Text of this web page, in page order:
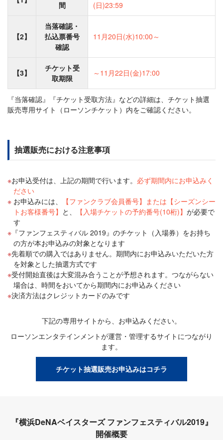
間 (日)23:59
【2】
当落確認・
払込票番号
確認
11月20日(水)10:00～
【3】
チケット受
取期限
～11月22日(金)17:00
『当落確認』『チケット受取方法』などの詳細は、チケット抽選
販売専用サイト（ローソンチケット）内をご確認ください。
抽選販売における注意事項
お申込受付は、上記の期間で行います。 必ず期間内にお申込みく
ださい
お申込みには、
【ファンクラブ会員番号】または【シーズンシー
トお客様番号】 と、 【入場チケットの予約番号(10桁)】 が必要で
す
『ファンフェスティバル 2019』のチケット（入場券）をお持ち
の方が本お申込みの対象となります
先着順での購入ではありません。期間内にお申込みいただいた方
を対象とした抽選方式です
受付開始直後は大変混み合うことが予想されます。つながらない
場合は、時間をおいてから期間内にお申込みください
決済方法はクレジットカードのみです
下記の専用サイトから、お申込みください。
ローソンエンタテインメントが運営・管理するサイトにつながり
ます。
チケット抽選販売お申込みはコチラ
『横浜DeNAベイスターズ ファンフェスティバル2019』
開催概要